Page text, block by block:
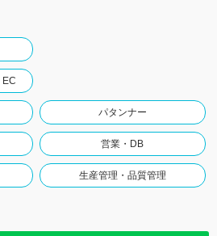
EC
パタンナー
営業・DB
生産管理・品質管理